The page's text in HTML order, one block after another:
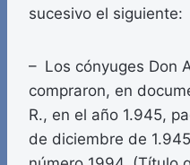
sucesivo el siguiente:
– Los cónyuges Don
compraron, en
R., en el año 1.945,
de diciembre de